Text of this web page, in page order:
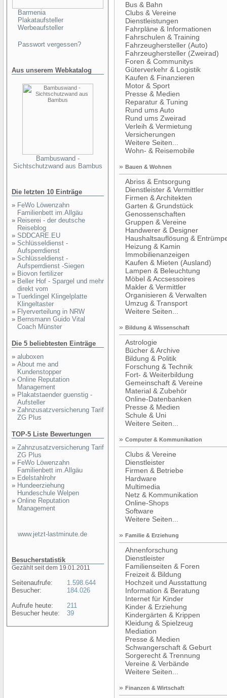
Barmenia
Plakataufsteller
Werbeaufsteller
Passwort vergessen?
Aus unserem Webkatalog
Bambuswand -
Sichtschutzwand aus Bambus
Die letzten 10 Einträge
» FeWo Löwenzahn
Familienbett im.Allgäu
» Reiserei - der deutsche
Reiseblog
» SDDCARE.EU
» Schlüsseldienst -
Aufsperrdienst
» Schlüsseldienst -
Aufsperrdienst -Siegen
» Biovon fertilizer
» Beller Hof - Spargel und mehr
direkt vom
» Tuerklingel Klingelplatte
Klingeltaster
» Flyerverteilung in NRW
» Bernsmann Guido Vital
Coach Münster
Die 5 beliebtesten Einträge
» aluboxen
» About me and
Kundenstopper
» Online Reputation
Management
» Plakatstaender guenstig -
Aufsteller
» Zahnzusatzversicherung Tarif
ZG Plus
TOP-5 Liste Bewertungen
» Zahnzusatzversicherung Tarif
ZG Plus
» FeWo Löwenzahn
Familienbett im.Allgäu
» Edelstahlrohr
» Hundeerziehung
Hundeschule Welpen
» Online Reputation
Management
www.jetzt-lastminute.de
Besucherstatistik
Gezählt seit dem 19.01.2011
Seitenaufrufe:
Besucher:
Aufrufe heute:
Besucher heute:
1.598.644
184.026
211
39
Bus & Bahn
Clubs & Vereine
Dienstleistungen
Fahrpläne & Informationen
Fahrschulen & Training
Fahrzeughersteller (Auto)
Fahrzeughersteller (Zweirad)
Foren & Communitys
Güterverkehr & Logistik
Kaufen & Finanzieren
Motor & Sport
Presse & Medien
Reparatur & Tuning
Rund ums Auto
Rund ums Zweirad
Verleih & Vermietung
Versicherungen
Weitere Seiten...
Wohn- & Reisemobile
» Bauen & Wohnen
Abriss & Entsorgung
Dienstleister & Vermittler
Firmen & Architekten
Garten & Grundstück
Genossenschaften
Gruppen & Vereine
Handwerer & Designer
Haushaltsauflösung &
Heizung & Kamin
Immobilienanzeigen
Kaufen & Mieten (Ausland)
Lampen & Beleuchtung
Möbel & Accsessoires
Makler & Vermittler
Organisieren & Verwalten
Umzug & Transport
Weitere Seiten...
» Bildung & Wissenschaft
Astrologie
Bücher & Archive
Bildung & Politik
Forschung & Technik
Fort- & Weiterbildung
Gemeinschaft & Vereine
Material & Zubehör
Online-Datenbanken
Presse & Medien
Schule & Uni
Weitere Seiten...
» Computer & Kommunikation
Clubs & Vereine
Dienstleister
Firmen & Betriebe
Hardware
Multimedia
Netz & Kommunikation
Online-Shops
Software
Weitere Seiten...
» Familie & Erziehung
Ahnenforschung
Dienstleister
Familienseiten & Foren
Freizeit & Bildung
Hochzeit und Ausstattung
Information & Beratung
Internet für Kinder
Kinder & Erziehung
Kindergärten & Krippen
Kleidung & Spielzeug
Mediation
Presse & Medien
Schwangerschaft & Geburt
Sorgerecht & Trennung
Vereine & Verbände
Weitere Seiten...
» Finanzen & Wirtschaft